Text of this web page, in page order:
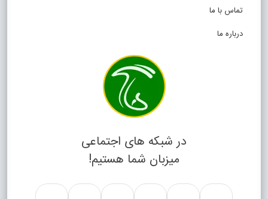
تماس با ما
درباره ما
در شبکه های اجتماعی
میزبان شما هستیم!